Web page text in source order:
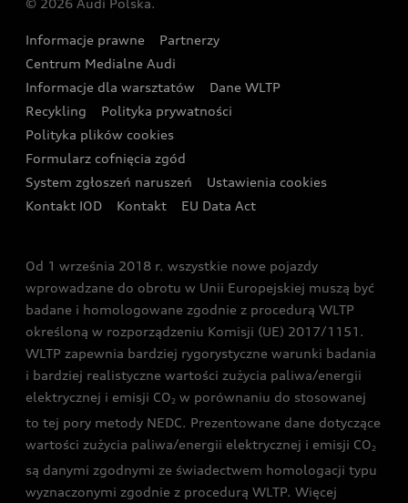
Wyszukaj najbliższego Partnera Audi
Oferta dla przedsiębiorców
Oferta dla klientów prywatnych
Kalkulator rat
Ubezpieczenie
Audi exclusive
Zasięg
Gwarancja
Akcje serwisowe Audi
Katalog online akcesoriów
Audi i Muzeum Sztuki Nowoczesnej w Warszawie
Audi driving experience
Audi quattro Cup
Audi i Puchar Świata w Skokach Narciarskich w
Zakopanem
© 2026 Audi Polska.
Informacje prawne
Partnerzy
Centrum Medialne Audi
Informacje dla warsztatów
Dane WLTP
Recykling
Polityka prywatności
Polityka plików cookies
Formularz cofnięcia zgód
System zgłoszeń naruszeń
Ustawienia cookies
Kontakt IOD
Kontakt EU Data Act
Od 1 września 2018 r. wszystkie nowe pojazdy
wprowadzane do obrotu w Unii Europejskiej muszą być
badane i homologowane zgodnie z procedurą WLTP
określoną w rozporządzeniu Komisji (UE) 2017/1151.
WLTP zapewnia bardziej rygorystyczne warunki badania
i bardziej realistyczne wartości zużycia paliwa/energii
elektrycznej i emisji CO2 w porównaniu do stosowanej
to tej pory metody NEDC. Prezentowane dane dotyczące
wartości zużycia paliwa/energii elektrycznej i emisji CO2
są danymi zgodnymi ze świadectwem homologacji typu
wyznaczonymi zgodnie z procedurą WLTP. Więcej